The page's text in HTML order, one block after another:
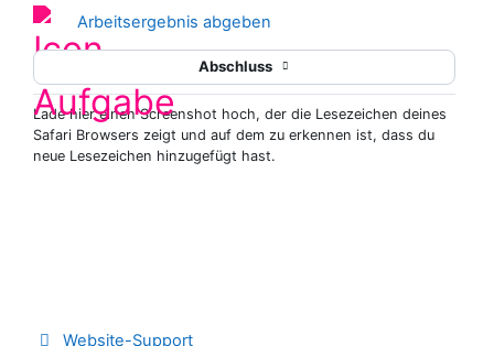
Arbeitsergebnis abgeben
Abschluss
Lade hier einen Screenshot hoch, der die Lesezeichen deines
Safari Browsers zeigt und auf dem zu erkennen ist, dass du
neue Lesezeichen hinzugefügt hast.
Website-Support